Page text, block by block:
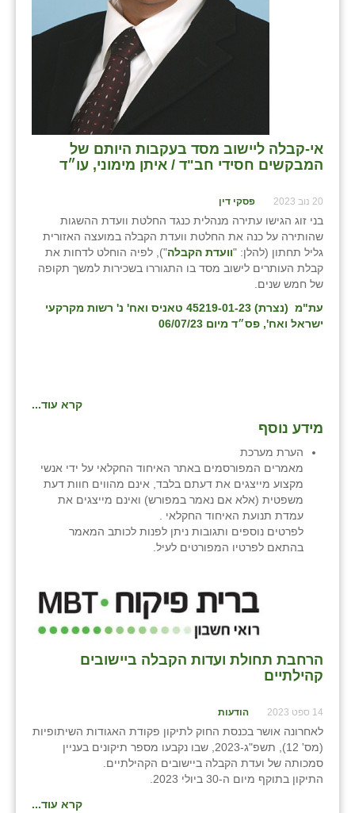
אי-קבלה ליישוב מסד בעקבות היותם של
המבקשים חסידי חב"ד / איתן מימוני, עו״ד
20 נוב 2023 פסקי דין
בני זוג הגישו עתירה מנהלית כנגד החלטת וועדת ההשגות
שהותירה על כנה את החלטת וועדת הקבלה במועצה האזורית
גליל תחתון (להלן: "וועדת הקבלה"), לפיה הוחלט לדחות את
קבלת העותרים לישוב מסד בו התגוררו בשכירות למשך תקופה
של חמש שנים.
עת"מ (נצרת) 45219-01-23 טאניס ואח' נ' רשות מקרקעי
ישראל ואח', פס״ד מיום 06/07/23
קרא עוד...
מידע נוסף
הערת מערכת
מאמרים המפורסמים באתר האיחוד החקלאי על ידי אנשי
מקצוע מייצגים את דעתם בלבד, אינם מהווים חוות דעת
משפטית (אלא אם נאמר במפורש) ואינם מייצגים את
עמדת תנועת האיחוד החקלאי .
לפרטים נוספים ותגובות ניתן לפנות לכותב המאמר
בהתאם לפרטיו המפורטים לעיל.
הרחבת תחולת ועדות הקבלה ביישובים
קהילתיים
14 ספט 2023 הודעות
לאחרונה אושר בכנסת החוק לתיקון פקודת האגודות השיתופיות
(מס' 12), תשפ"ג-2023, שבו נקבעו מספר תיקונים בעניין
סמכותה של ועדת הקבלה ביישובים הקהילתיים.
התיקון בתוקף מיום ה-30 ביולי 2023.
קרא עוד...
מישר
מכורה
מנחמיה
נאות הכיכר
נווה אטי״ב
נהריה (אג״ש)
עמרים
קלחים
שבי ציון
שדה צבי
שדמה